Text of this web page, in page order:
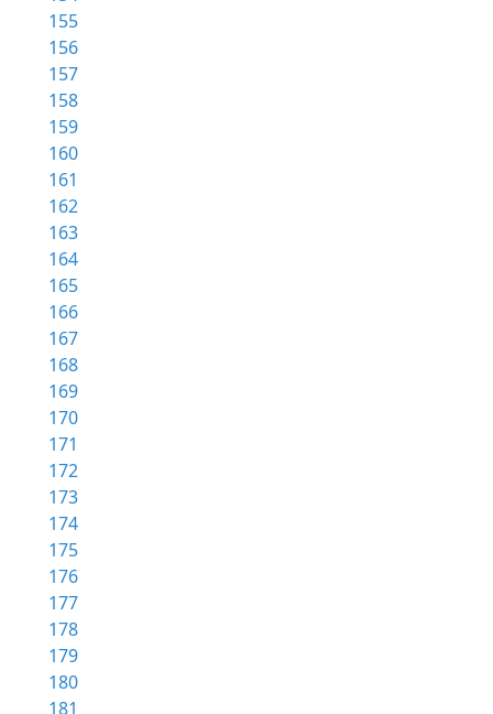
155
156
157
158
159
160
161
162
163
164
165
166
167
168
169
170
171
172
173
174
175
176
177
178
179
180
181